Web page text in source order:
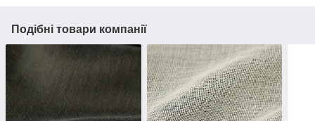
Подібні товари компанії